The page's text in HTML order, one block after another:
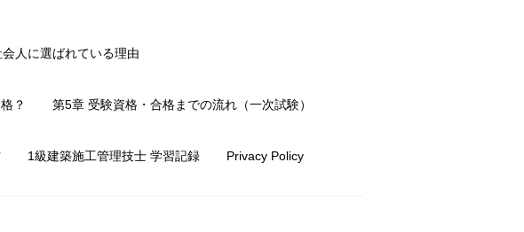
人に選ばれている理由
？ 第5章 受験資格・合格までの流れ（一次試験）
1級建築施工管理技士 学習記録 Privacy Policy